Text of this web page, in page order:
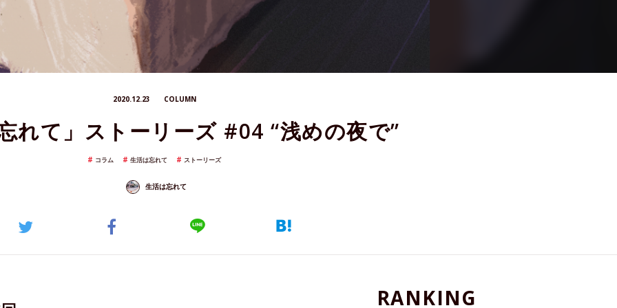
2020.12.23 COLUMN
れて」ストーリーズ #04 “浅めの夜で”
コラム 生活は忘れて ストーリーズ
生活は忘れて
RANKING